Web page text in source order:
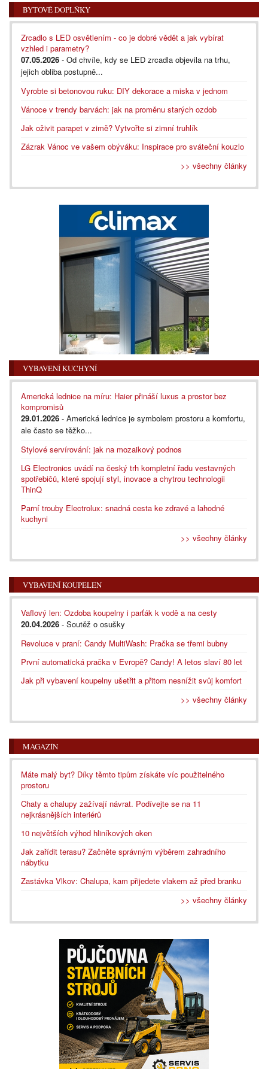
BYTOVÉ DOPLŇKY
Zrcadlo s LED osvětlením - co je dobré vědět a jak vybírat
vzhled i parametry?
07.05.2026 - Od chvíle, kdy se LED zrcadla objevila na trhu,
jejich obliba postupně...
Vyrobte si betonovou ruku: DIY dekorace a miska v jednom
Vánoce v trendy barvách: jak na proměnu starých ozdob
Jak oživit parapet v zimě? Vytvořte si zimní truhlík
Zázrak Vánoc ve vašem obýváku: Inspirace pro sváteční kouzlo
>> všechny články
VYBAVENÍ KUCHYNÍ
Americká lednice na míru: Haier přináší luxus a prostor bez
kompromisů
29.01.2026 - Americká lednice je symbolem prostoru a komfortu,
ale často se těžko...
Stylové servírování: jak na mozaikový podnos
LG Electronics uvádí na český trh kompletní řadu vestavných
spotřebičů, které spojují styl, inovace a chytrou technologii
ThinQ
Parní trouby Electrolux: snadná cesta ke zdravé a lahodné
kuchyni
>> všechny články
VYBAVENÍ KOUPELEN
Vaflový len: Ozdoba koupelny i parťák k vodě a na cesty
20.04.2026 - Soutěž o osušky
Revoluce v praní: Candy MultiWash: Pračka se třemi bubny
První automatická pračka v Evropě? Candy! A letos slaví 80 let
Jak při vybavení koupelny ušetřit a přitom nesnížit svůj komfort
>> všechny články
MAGAZÍN
Máte malý byt? Díky těmto tipům získáte víc použitelného
prostoru
Chaty a chalupy zažívají návrat. Podívejte se na 11
nejkrásnějších interiérů
10 největších výhod hliníkových oken
Jak zařídit terasu? Začněte správným výběrem zahradního
nábytku
Zastávka Vlkov: Chalupa, kam přijedete vlakem až před branku
>> všechny články